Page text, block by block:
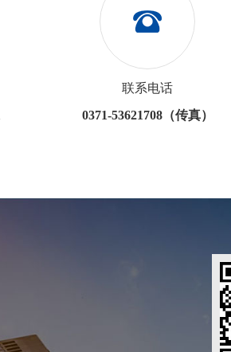
联系电话
0371-53621708（传真）